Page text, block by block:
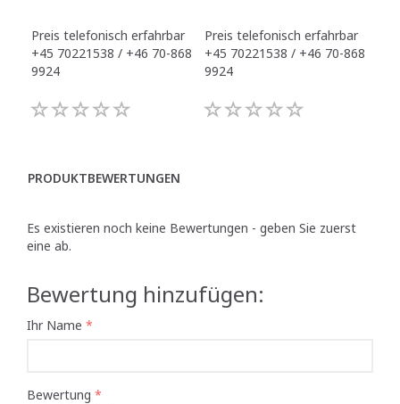
Preis telefonisch erfahrbar
+45 70221538 / +46 70-868
9924
Preis telefonisch erfahrbar
+45 70221538 / +46 70-868
9924
PRODUKTBEWERTUNGEN
Es existieren noch keine Bewertungen - geben Sie zuerst
eine ab.
Bewertung hinzufügen:
Ihr Name
Bewertung